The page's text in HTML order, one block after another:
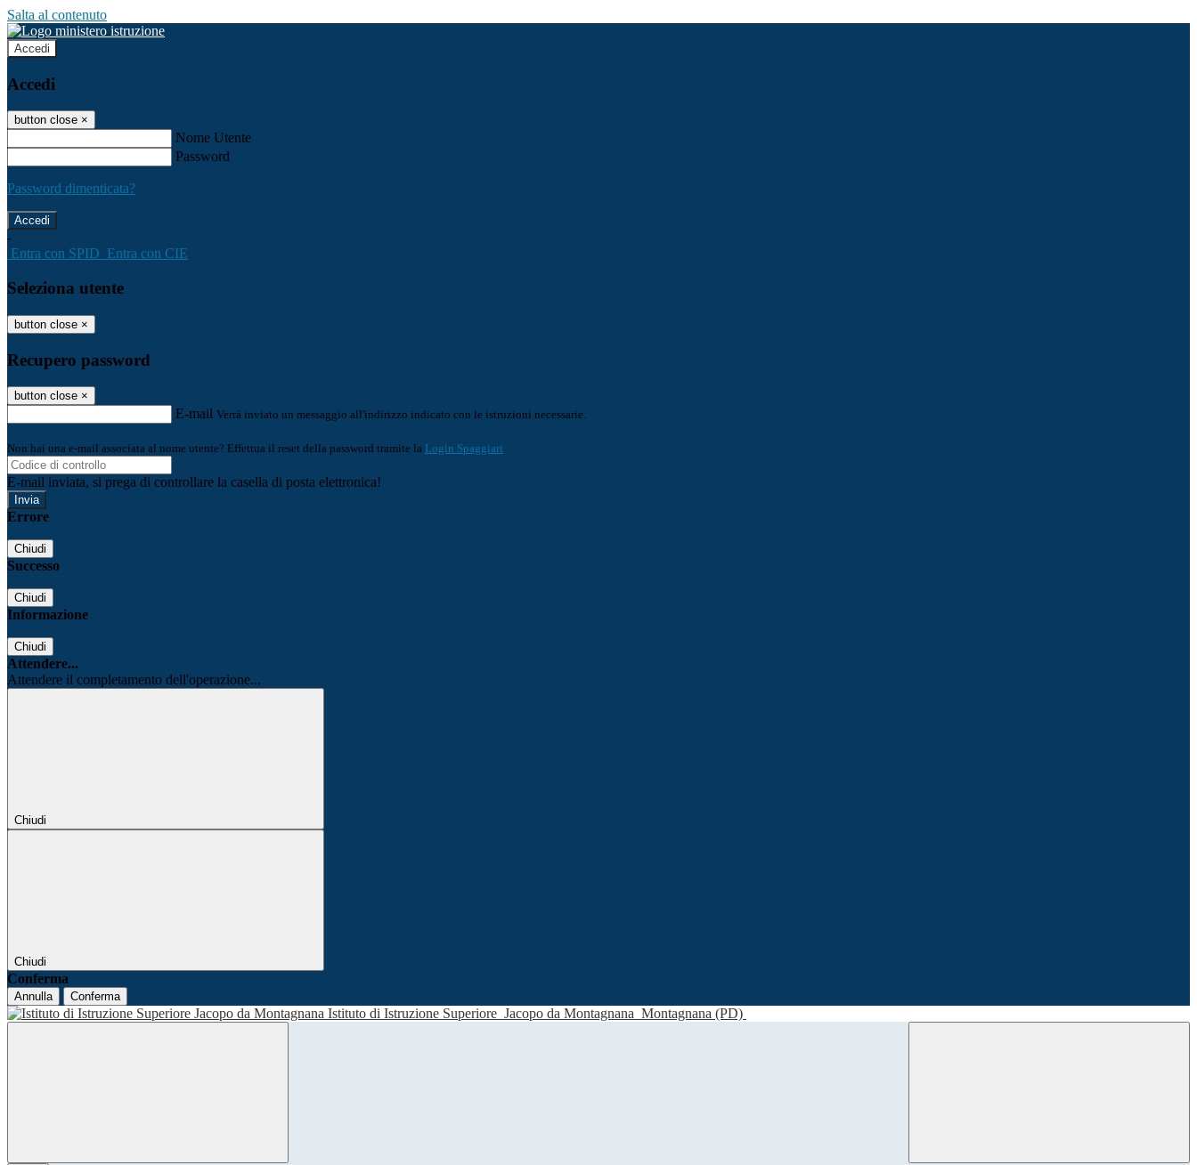
Salta al contenuto
Accedi
Accedi
button close ×
Nome Utente
Password
Password dimenticata?
-
Entra con SPID Entra con CIE
Seleziona utente
button close ×
Recupero password
button close ×
E-mail Verrà inviato un messaggio all'indirizzo indicato con le istruzioni necessarie.
Non hai una e-mail associata al nome utente? Effettua il reset della password tramite la Login Spaggiari
E-mail inviata, si prega di controllare la casella di posta elettronica!
Errore
Chiudi
Successo
Chiudi
Informazione
Chiudi
Attendere...
Attendere il completamento dell'operazione...
Chiudi
Chiudi
Conferma
Annulla Conferma
Istituto di Istruzione Superiore Jacopo da Montagnana Montagnana (PD)